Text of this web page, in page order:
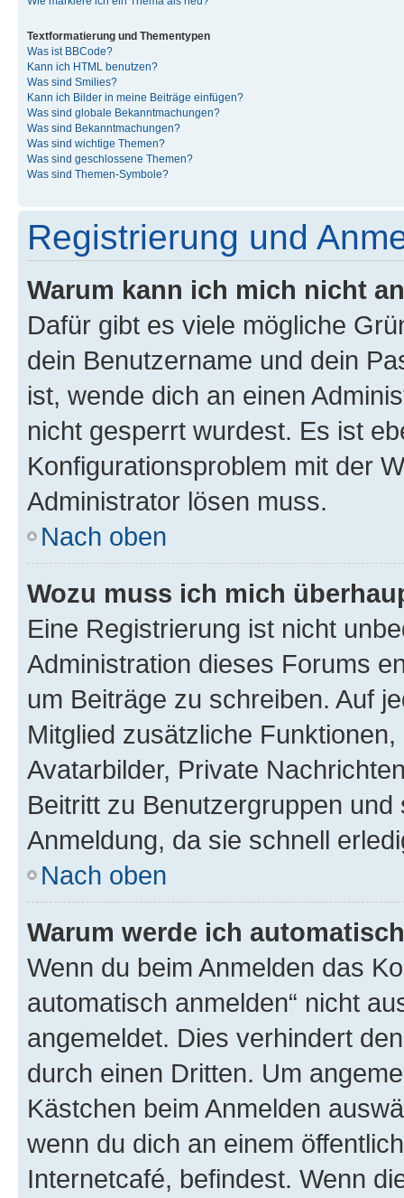
Textformatierung und Thementypen
Was ist BBCode?
Kann ich HTML benutzen?
Was sind Smilies?
Kann ich Bilder in meine Beiträge einfügen?
Was sind globale Bekanntmachungen?
Was sind Bekanntmachungen?
Was sind wichtige Themen?
Was sind geschlossene Themen?
Was sind Themen-Symbole?
Registrierung und
Warum kann ich mich nicht
Dafür gibt es viele mögliche
dein Benutzername und dein
ist, wende dich an einen
nicht gesperrt wurdest. Es ist
Konfigurationsproblem mit der
Administrator lösen muss.
Nach oben
Wozu muss ich mich
Eine Registrierung ist nicht
Administration dieses Forums
um Beiträge zu schreiben. Auf
Mitglied zusätzliche
Avatarbilder, Private
Beitritt zu Benutzergruppen
Anmeldung, da sie schnell
Nach oben
Warum werde ich
Wenn du beim Anmelden das
automatisch anmelden“ nicht
angemeldet. Dies verhindert
durch einen Dritten. Um
Kästchen beim Anmelden
wenn du dich an einem
Internetcafé, befindest. Wenn